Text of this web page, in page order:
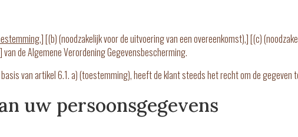
[(b) (noodzakelijk voor de uitvoering van een overeenkomst),] [(c)
de Algemene Verordening Gegevensbescherming.
van artikel 6.1. a) (toestemming), heeft de klant steeds het recht om de
uw persoonsgegevens